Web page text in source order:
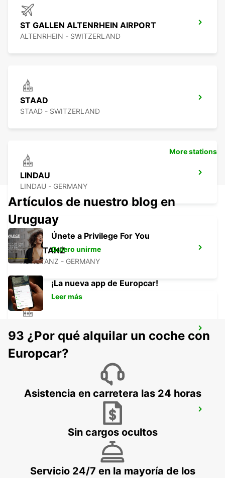
ST GALLEN ALTENRHEIN AIRPORT
ALTENRHEIN - SWITZERLAND
STAAD
STAAD - SWITZERLAND
LINDAU
LINDAU - GERMANY
KONSTANZ
KONSTANZ - GERMANY
SERV
TAEGERWILEN - SWITZERLAND
UEBERLINGEN - GERMANY
More stations
Artículos de nuestro blog en
Uruguay
Únete a Privilege For You
Quiero unirme
¡La nueva app de Europcar!
Leer más
93 ¿Por qué alquilar un coche con
Europcar?
Asistencia en carretera las 24 horas
Sin cargos ocultos
Servicio 24/7 en la mayoría de los